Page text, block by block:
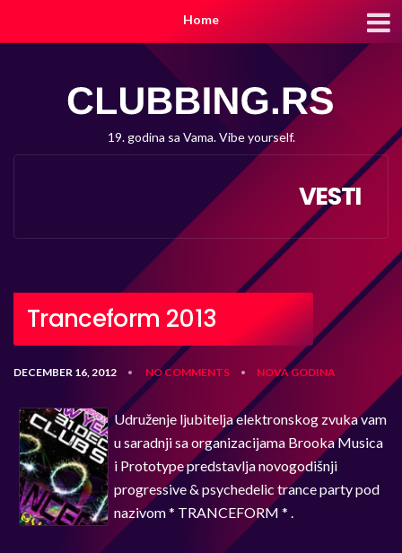
Home
19. godina sa Vama. Vibe yourself.
VESTI
Tranceform 2013
DECEMBER 16, 2012 • NO COMMENTS • NOVA GODINA
Udruženje ljubitelja elektronskog zvuka vam
u saradnji sa organizacijama Brooka Musica
i Prototype predstavlja novogodišnji
progressive & psychedelic trance party pod
nazivom * TRANCEFORM * .